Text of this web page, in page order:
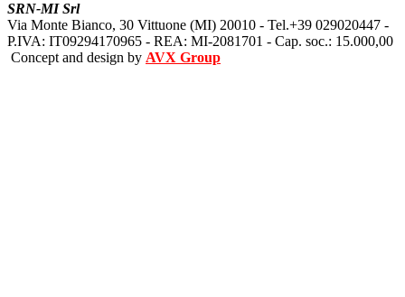
SRN-MI Srl
Via Monte Bianco, 30 Vittuone (MI) 20010 - Tel.+39 029020447 -
P.IVA: IT09294170965 - REA: MI-2081701 - Cap. soc.: 15.000,00
Concept and design by AVX Group